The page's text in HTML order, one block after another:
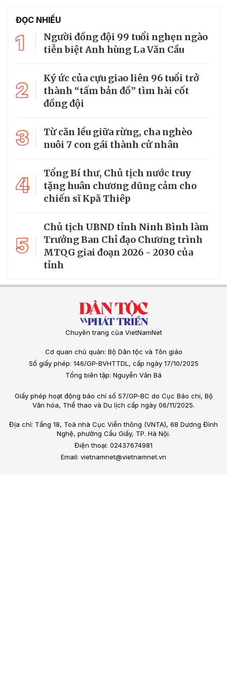
ĐỌC NHIỀU
1
Người đồng đội 99 tuổi nghẹn ngào
tiễn biệt Anh hùng La Văn Cầu
2
Ký ức của cựu giao liên 96 tuổi trở
thành “tấm bản đồ” tìm hài cốt
đồng đội
3
Từ căn lều giữa rừng, cha nghèo
nuôi 7 con gái thành cử nhân
4
Tổng Bí thư, Chủ tịch nước truy
tặng huân chương dũng cảm cho
chiến sĩ Kpă Thiêp
5
Chủ tịch UBND tỉnh Ninh Bình làm
Trưởng Ban Chỉ đạo Chương trình
MTQG giai đoạn 2026 - 2030 của
tỉnh
Chuyên trang của VietNamNet
Cơ quan chủ quản: Bộ Dân tộc và Tôn giáo
Số giấy phép: 146/GP-BVHTTDL, cấp ngày 17/10/2025
Tổng biên tập: Nguyễn Văn Bá
Giấy phép hoạt động báo chí số 57/GP-BC do Cục Báo chí, Bộ
Văn hóa, Thể thao và Du lịch cấp ngày 06/11/2025.
Địa chỉ: Tầng 18, Toà nhà Cục Viễn thông (VNTA), 68 Dương Đình
Nghệ, phường Cầu Giấy, TP. Hà Nội.
Điện thoại: 02437674981
Email: vietnamnet@vietnamnet.vn